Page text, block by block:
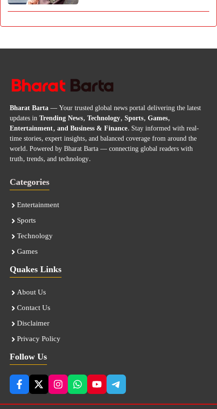
Bharat Barta— Your trusted global news portal delivering the latest
updates inTrending News, Technology, Sports, Games,
Entertainment, and Business & Finance. Stay informed with real-
time stories, expert insights, and balanced coverage from around the
world. Powered by Bharat Barta — connecting global readers with
truth, trends, and technology.
Categories
Entertainment
Sports
Technology
Games
Quakes Links
About Us
Contact Us
Disclaimer
Privacy Policy
Follow Us